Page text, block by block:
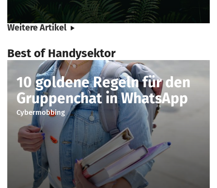
Weitere Artikel
Best of Handysektor
10 goldene Regeln für den
Gruppenchat in WhatsApp
Cybermobbing